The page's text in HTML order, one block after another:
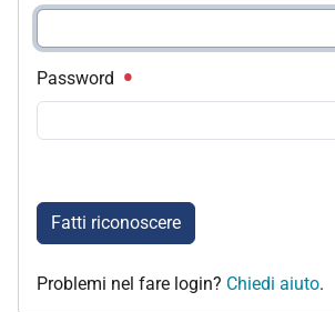
Password
Fatti riconoscere
Problemi nel fare login? Chiedi aiuto.